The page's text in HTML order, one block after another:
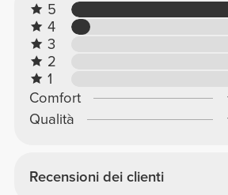
5
4
3
2
1
Comfort
Qualità
Recensioni dei clienti